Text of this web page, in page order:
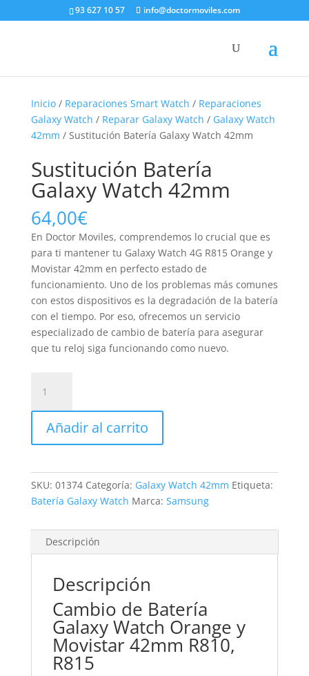
93 627 10 57 info@doctormoviles.com
Inicio/ Reparaciones Smart Watch / Reparaciones
Galaxy Watch / Reparar Galaxy Watch / Galaxy Watch
42mm / Sustitución Batería Galaxy Watch 42mm
Sustitución Batería
Galaxy Watch 42mm
64,00€
En Doctor Moviles, comprendemos lo crucial que es
para ti mantener tu Galaxy Watch 4G R815 Orange y
Movistar 42mm en perfecto estado de
funcionamiento. Uno de los problemas más comunes
con estos dispositivos es la degradación de la batería
con el tiempo. Por eso, ofrecemos un servicio
especializado de cambio de batería para asegurar
que tu reloj siga funcionando como nuevo.
Batería
Galaxy
Watch
42mm
Añadir al carrito
SKU: 01374 Categoría: Galaxy Watch 42mm Etiqueta:
Batería Galaxy Watch Marca: Samsung
Descripción
Descripción
Cambio de Batería
Galaxy Watch Orange y
Movistar 42mm R810,
R815